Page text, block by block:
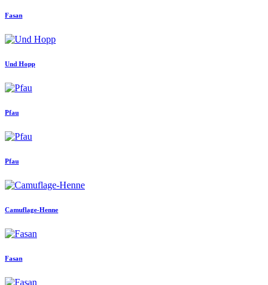
Fasan
Und Hopp
Pfau
Pfau
Camuflage-Henne
Fasan